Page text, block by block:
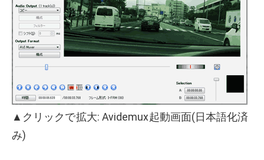
▲クリックで拡大: Avidemux起動画面(日本語化済
み)